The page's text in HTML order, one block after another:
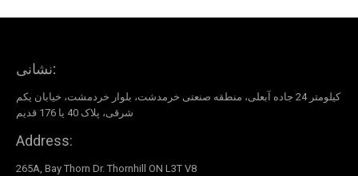
نشانی:
کیلومتر 24 جاده آبعلی، منطقه صنعتی خرمدشت، بلوار خردمشت، خیابان یکم
شرقی، پلاک 40 یا 176 قدیم
Address:
265A, Bay Thorn Dr. Thornhill ON L3T V8